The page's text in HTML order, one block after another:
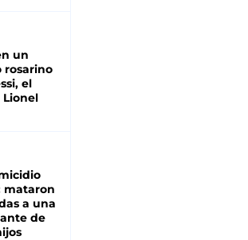
un
rosarino
el
Lionel
mataron
a una
de